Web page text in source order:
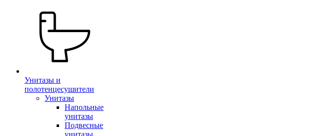
Унитазы и
полотенцесушители
Унитазы
Напольные
унитазы
Подвесные